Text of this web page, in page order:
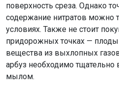
поверхность среза. Однако
содержание нитратов можно
условиях. Также не стоит
придорожных точках —
вещества из выхлопных
арбуз необходимо
мылом.